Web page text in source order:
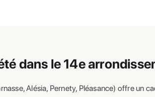
dans le 14e
Alésia, Pernety, Pléasance) offre un